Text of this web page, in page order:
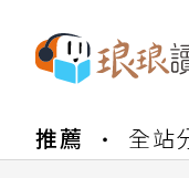
推薦 全站
【公